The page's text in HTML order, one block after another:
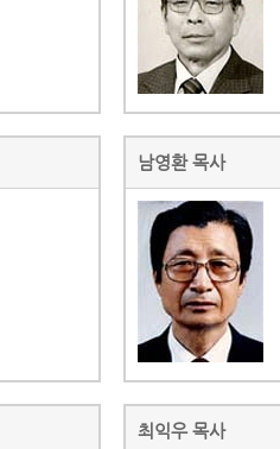
남영환 목사
최익우 목사